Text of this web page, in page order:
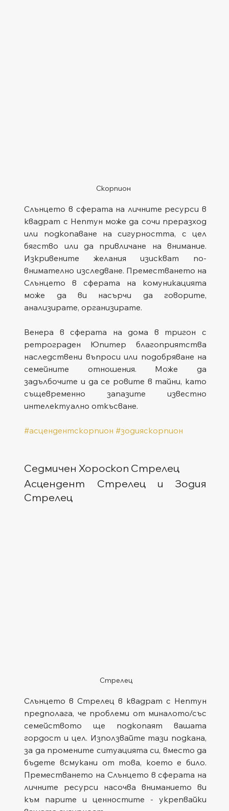
Скорпион
Слънцето в сферата на личните ресурси в
квадрат с Нептун може да сочи преразход
или подкопаване на сигурността, с цел
бягство или да привличане на внимание.
Изкривените желания изискват по-
внимателно изследване. Преместването на
Слънцето в сферата на комуникацията
може да ви насърчи да говорите,
анализирате, организирате.
Венера в сферата на дома в тригон с
ретрограден Юпитер благоприятства
наследствени въпроси или подобряване на
семейните отношения. Може да
задълбочите и да се ровите в тайни, като
същевременно запазите известно
интелектуално откъсване.
#асцендентскорпион #зодияскорпион
Седмичен Хороскоп Стрелец
Асцендент Стрелец и Зодия
Стрелец
Стрелец
Слънцето в Стрелец в квадрат с Нептун
предполага, че проблеми от миналото/със
семейството ще подкопаят вашата
гордост и цел. Използвайте тази подкана,
за да промените ситуацията си, вместо да
бъдете всмукани от това, което е било.
Преместването на Слънцето в сферата на
личните ресурси насочва вниманието ви
към парите и ценностите - укрепвайки